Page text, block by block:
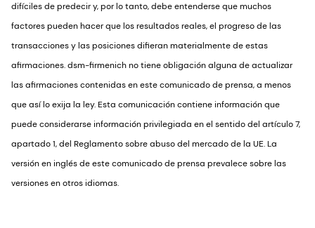
difíciles de predecir y, por lo tanto, debe entenderse que muchos
factores pueden hacer que los resultados reales, el progreso de las
transacciones y las posiciones difieran materialmente de estas
afirmaciones. dsm-firmenich no tiene obligación alguna de actualizar
las afirmaciones contenidas en este comunicado de prensa, a menos
que así lo exija la ley. Esta comunicación contiene información que
puede considerarse información privilegiada en el sentido del artículo 7,
apartado 1, del Reglamento sobre abuso del mercado de la UE. La
versión en inglés de este comunicado de prensa prevalece sobre las
versiones en otros idiomas.